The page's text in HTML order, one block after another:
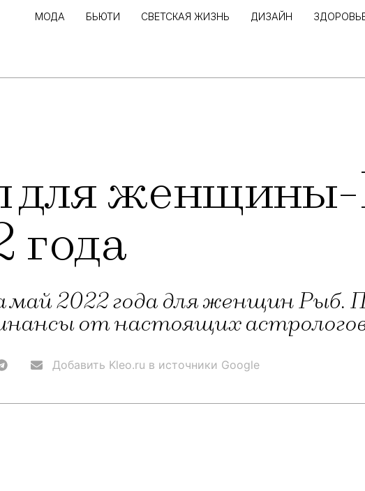
МОДА БЬЮТИ СВЕТСКАЯ ЖИЗНЬ ДИЗАЙН
для
года
май 2022 года для женщин Рыб.
от настоящих
Добавить Kleo.ru в источники Google